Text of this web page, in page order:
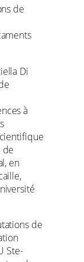
de
Di
à
de
en
de
Ste-